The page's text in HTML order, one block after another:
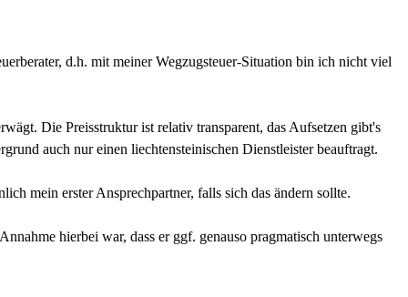
d.h. mit meiner Wegzugsteuer-Situation bin ich nicht viel
Die Preisstruktur ist relativ transparent, das Aufsetzen gibt's
auch nur einen liechtensteinischen Dienstleister beauftragt.
mein erster Ansprechpartner, falls sich das ändern sollte.
hierbei war, dass er ggf. genauso pragmatisch unterwegs